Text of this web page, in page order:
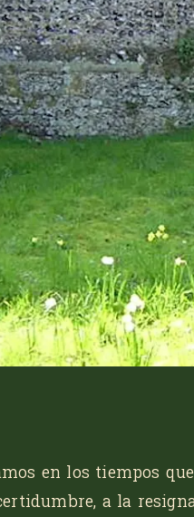
en los tiempos
a la